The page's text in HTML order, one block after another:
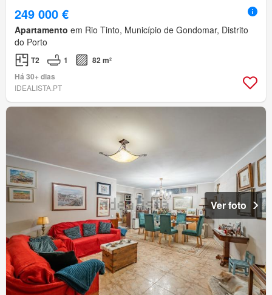
249 000 €
Apartamento em Rio Tinto, Município de Gondomar, Distrito
do Porto
T2 1
82 m²
Há 30+ dias
IDEALISTA.PT
Ver foto